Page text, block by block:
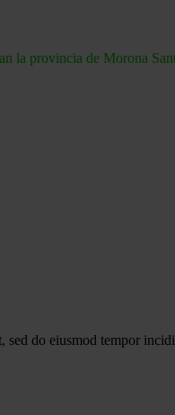
la provincia de Morona
do eiusmod tempor